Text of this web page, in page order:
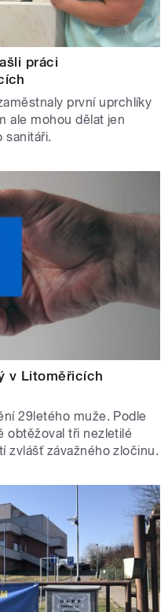
práci
první uprchlíky
ale mohou dělat jen
sanitáři.
v Litoměřicích
29letého muže. Podle
obtěžoval tři nezletilé
zvlášť závažného zločinu.